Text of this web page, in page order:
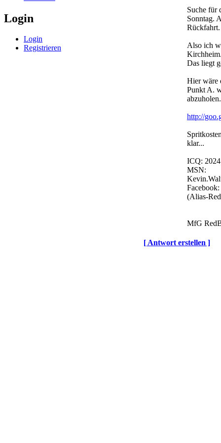
Login
Login
Registrieren
Suche für
Sonntag.
Rückfahrt.
Also ich
Das liegt
Hier wäre
Punkt A.
abzuholen.
http://
klar...
ICQ:
MSN:
(Alias-
MfG
[ Antwort erstellen ]